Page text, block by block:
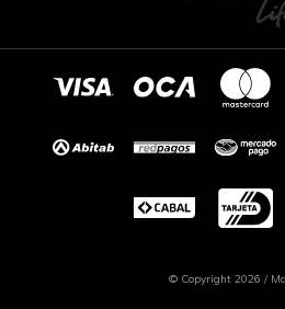
© Copyright 2026 /